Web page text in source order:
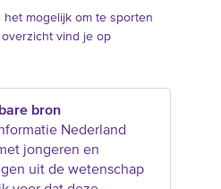
mogelijk om te sporten
vind je op
bron
Nederland
jongeren en
uit de wetenschap